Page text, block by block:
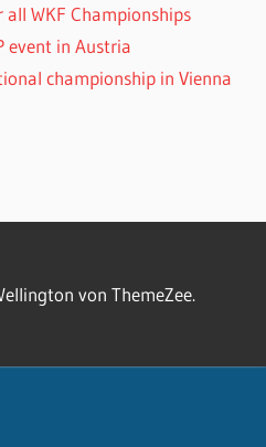
all WKF Championships
event in Austria
championship in Vienna
von ThemeZee.